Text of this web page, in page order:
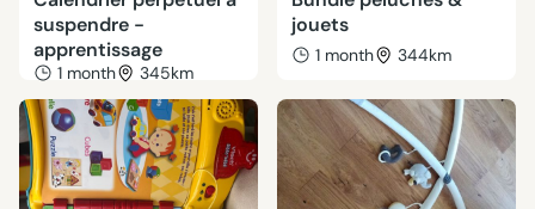
suspendre -
apprentissage
1 month 345km
jouets
1 month 344km